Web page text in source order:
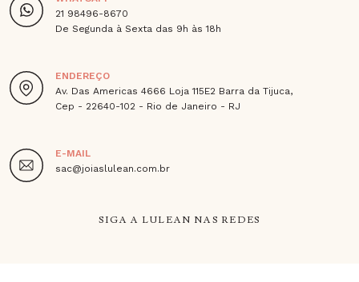
21 98496-8670
De Segunda à Sexta das 9h às 18h
ENDEREÇO
Av. Das Americas 4666 Loja 115E2 Barra da Tijuca,
Cep - 22640-102 - Rio de Janeiro - RJ
E-MAIL
sac@joiaslulean.com.br
SIGA A LULEAN NAS REDES